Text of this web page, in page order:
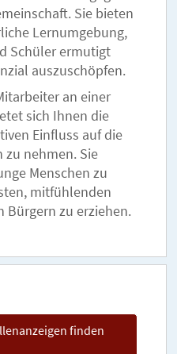
Sie bieten
Lernumgebung,
Schüler ermutigt
auszuschöpfen.
an einer
sich Ihnen die
Einfluss auf die
zu nehmen. Sie
Menschen zu
mitfühlenden
Bürgern zu erziehen.
finden